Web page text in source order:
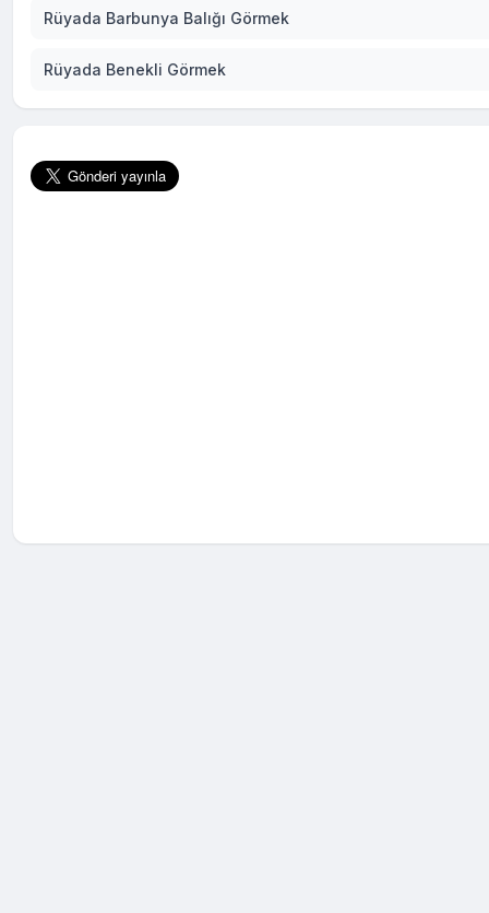
Rüyada Barbunya Balığı Görmek
Rüyada Benekli Görmek